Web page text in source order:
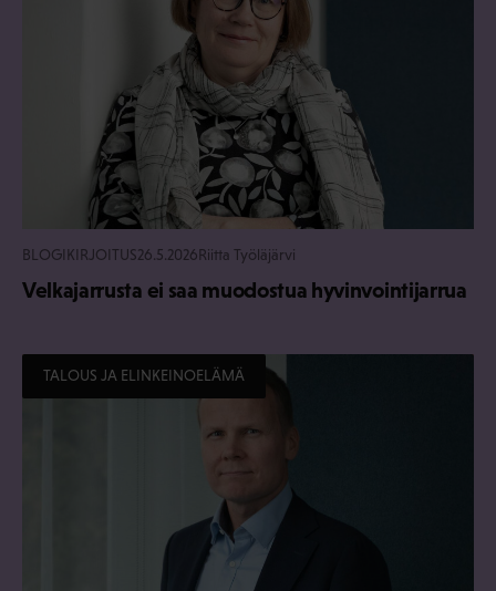
BLOGIKIRJOITUS26.5.2026Riitta Työläjärvi
Velkajarrusta ei saa muodostua hyvinvointijarrua
TALOUS JA ELINKEINOELÄMÄ